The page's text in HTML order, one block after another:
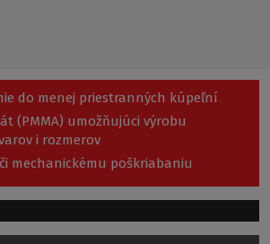
do menej priestranných kúpeľní
(PMMA) umožňujúci výrobu
i rozmerov
mechanickému poškriabaniu